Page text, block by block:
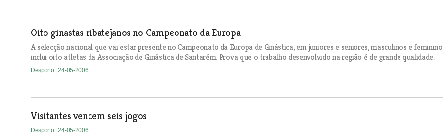
Oito ginastas ribatejanos no Campeonato da Europa
A selecção nacional que vai estar presente no Campeonato da Europa de Ginástica, em juniores e seniores, masculinos e
inclui oito atletas da Associação de Ginástica de Santarém. Prova que o trabalho desenvolvido na região é de grande qualidade.
Desporto | 24-05-2006
Visitantes vencem seis jogos
Desporto | 24-05-2006